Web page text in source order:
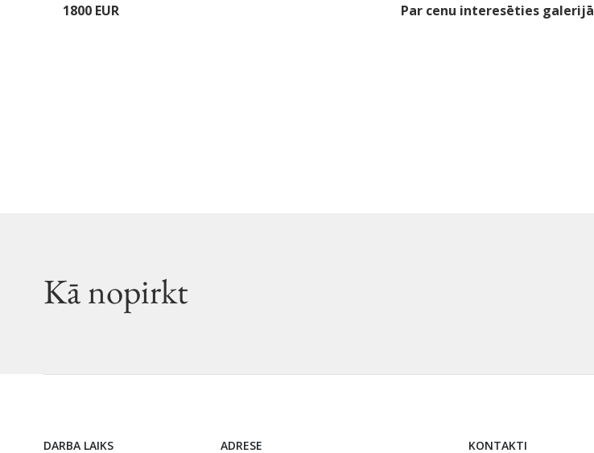
1800 EUR
Par cenu interesēties galerijā
Kā nopirkt
DARBA LAIKS ADRESE KONTAKTI